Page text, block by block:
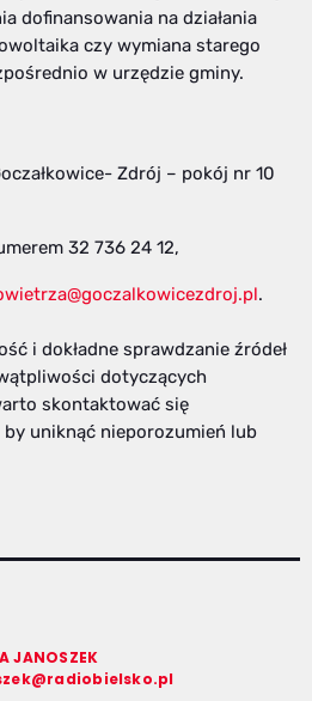
dofinansowania na działania
czy wymiana starego
w urzędzie gminy.
Zdrój – pokój nr 10
32 736 24 12,
.
i dokładne sprawdzanie źródeł
dotyczących
skontaktować się
uniknąć nieporozumień lub
JANOSZEK